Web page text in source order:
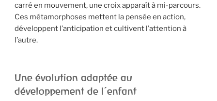
carré en mouvement, une croix apparaît à mi-parcours.
Ces métamorphoses mettent la pensée en action,
développent l’anticipation et cultivent l’attention à
l’autre.
Une évolution adaptée au
développement de l’enfant